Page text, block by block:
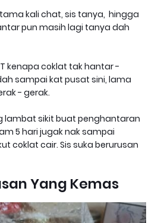
kali chat, sis tanya, hingga
pun masih lagi tanya dah
kenapa coklat tak hantar -
sampai kat pusat sini, lama
- gerak.
lambat sikit buat penghantaran
5 hari jugak nak sampai
coklat cair. Sis suka berurusan
Yang Kemas